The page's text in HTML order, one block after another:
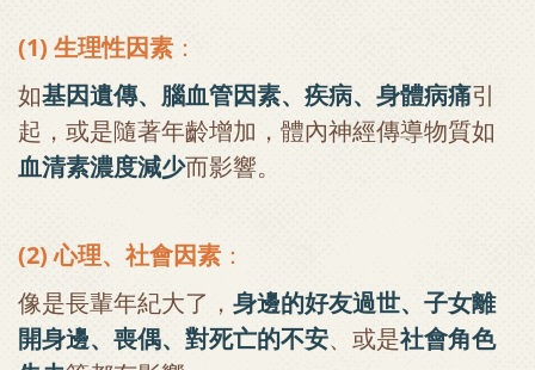
(1) 生理性因素 ：
如基因遺傳、腦血管因素、疾病、身體病痛引
起，或是隨著年齡增加，體內神經傳導物質如
血清素濃度減少而影響。
(2) 心理、社會因素 ：
像是長輩年紀大了， 身邊的好友過世、子女離
開身邊、喪偶、對死亡的不安、或是社會角色